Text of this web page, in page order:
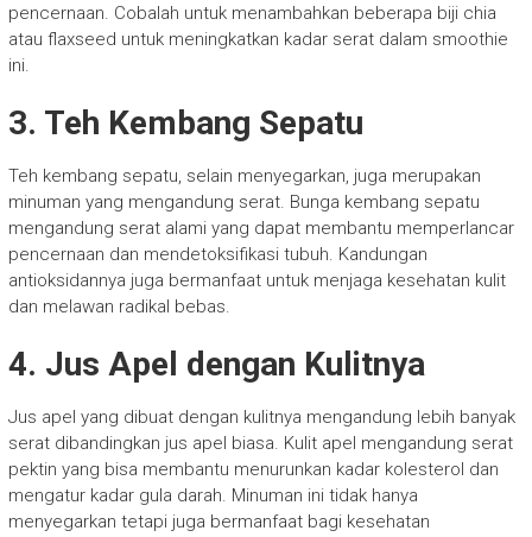
pencernaan. Cobalah untuk menambahkan beberapa biji chia
atau flaxseed untuk meningkatkan kadar serat dalam smoothie
ini.
3. Teh Kembang Sepatu
Teh kembang sepatu, selain menyegarkan, juga merupakan
minuman yang mengandung serat. Bunga kembang sepatu
mengandung serat alami yang dapat membantu memperlancar
pencernaan dan mendetoksifikasi tubuh. Kandungan
antioksidannya juga bermanfaat untuk menjaga kesehatan kulit
dan melawan radikal bebas.
4. Jus Apel dengan Kulitnya
Jus apel yang dibuat dengan kulitnya mengandung lebih banyak
serat dibandingkan jus apel biasa. Kulit apel mengandung serat
pektin yang bisa membantu menurunkan kadar kolesterol dan
mengatur kadar gula darah. Minuman ini tidak hanya
menyegarkan tetapi juga bermanfaat bagi kesehatan